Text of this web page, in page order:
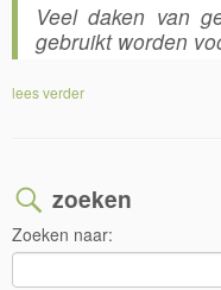
Veel daken van
gebruikt worden
lees verder
zoeken
Zoeken naar: